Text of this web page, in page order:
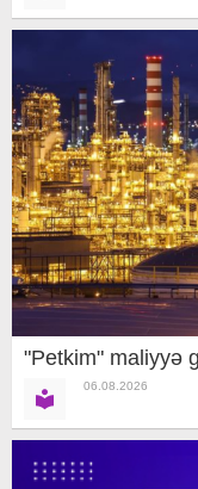
"Petkim" maliyyə
06.08.2026